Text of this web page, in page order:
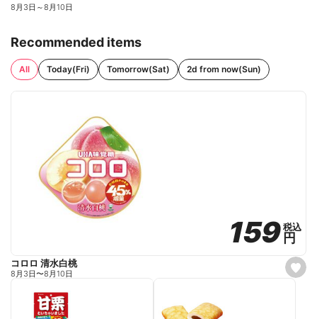
8月3日 ～8月10日
Recommended items
All Today(Fri) Tomorrow(Sat) 2d from now(Sun)
s
e
159
159税込
税込
円
円
コロロ 清水白桃
8月3日〜8月10日